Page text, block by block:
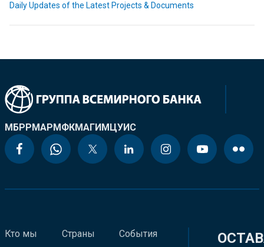
Daily Updates of the Latest Projects & Documents
МБРРМАРМФКМАГИМЦУИС
Кто мы Страны События